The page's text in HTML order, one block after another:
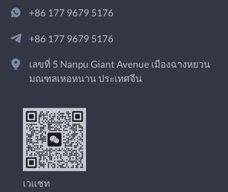
+86 177 9679 5176
+86 177 9679 5176
เลขที่ 5 Nanpu Giant Avenue เมืองฉางหยวน
มณฑลเหอหนาน ประเทศจีน
เวแชท